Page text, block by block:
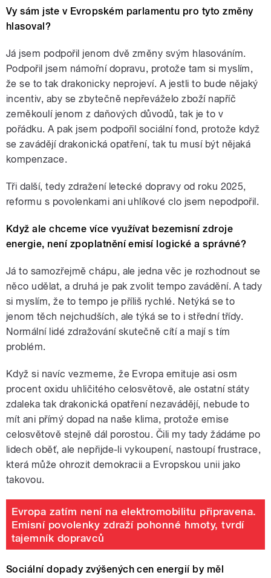
Vy sám jste v Evropském parlamentu pro tyto změny
hlasoval?
Já jsem podpořil jenom dvě změny svým hlasováním.
Podpořil jsem námořní dopravu, protože tam si myslím,
že se to tak drakonicky neprojeví. A jestli to bude nějaký
incentiv, aby se zbytečně nepřeváželo zboží napříč
zeměkoulí jenom z daňových důvodů, tak je to v
pořádku. A pak jsem podpořil sociální fond, protože když
se zavádějí drakonická opatření, tak tu musí být nějaká
kompenzace.
Tři další, tedy zdražení letecké dopravy od roku 2025,
reformu s povolenkami ani uhlíkové clo jsem nepodpořil.
Když ale chceme více využívat bezemisní zdroje
energie, není zpoplatnění emisí logické a správné?
Já to samozřejmě chápu, ale jedna věc je rozhodnout se
něco udělat, a druhá je pak zvolit tempo zavádění. A tady
si myslím, že to tempo je příliš rychlé. Netýká se to
jenom těch nejchudších, ale týká se to i střední třídy.
Normální lidé zdražování skutečně cítí a mají s tím
problém.
Když si navíc vezmeme, že Evropa emituje asi osm
procent oxidu uhličitého celosvětově, ale ostatní státy
zdaleka tak drakonická opatření nezavádějí, nebude to
mít ani přímý dopad na naše klima, protože emise
celosvětově stejně dál porostou. Čili my tady žádáme po
lidech oběť, ale nepřijde-li vykoupení, nastoupí frustrace,
která může ohrozit demokracii a Evropskou unii jako
takovou.
Evropa zatím není na elektromobilitu připravena.
Emisní povolenky zdraží pohonné hmoty, tvrdí
tajemník dopravců
Sociální dopady zvýšených cen energií by měl